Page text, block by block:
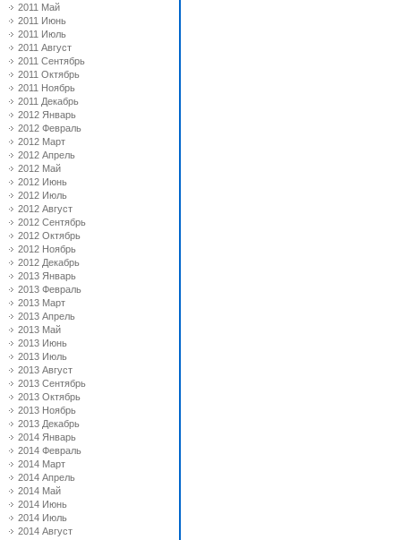
2011 Май
2011 Июнь
2011 Июль
2011 Август
2011 Сентябрь
2011 Октябрь
2011 Ноябрь
2011 Декабрь
2012 Январь
2012 Февраль
2012 Март
2012 Апрель
2012 Май
2012 Июнь
2012 Июль
2012 Август
2012 Сентябрь
2012 Октябрь
2012 Ноябрь
2012 Декабрь
2013 Январь
2013 Февраль
2013 Март
2013 Апрель
2013 Май
2013 Июнь
2013 Июль
2013 Август
2013 Сентябрь
2013 Октябрь
2013 Ноябрь
2013 Декабрь
2014 Январь
2014 Февраль
2014 Март
2014 Апрель
2014 Май
2014 Июнь
2014 Июль
2014 Август